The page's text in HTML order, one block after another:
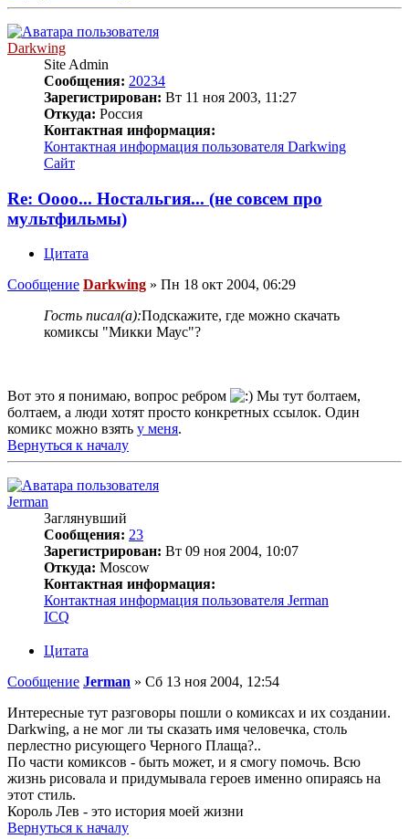
Darkwing
Site Admin
Сообщения: 20234
Зарегистрирован: Вт 11 ноя 2003, 11:27
Откуда: Россия
Контактная информация:
Контактная информация пользователя Darkwing
Сайт
Re: Оооо... Ностальгия... (не совсем про
мультфильмы)
Цитата
Сообщение Darkwing » Пн 18 окт 2004, 06:29
Гость писал(а):Подскажите, где можно скачать
комиксы "Микки Маус"?
Вот это я понимаю, вопрос ребром
Мы тут болтаем,
болтаем, а люди хотят просто конкретных ссылок. Один
комикс можно взять у меня.
Вернуться к началу
Jerman
Заглянувший
Сообщения: 23
Зарегистрирован: Вт 09 ноя 2004, 10:07
Откуда: Moscow
Контактная информация:
Контактная информация пользователя Jerman
ICQ
Цитата
Сообщение Jerman » Сб 13 ноя 2004, 12:54
Интересные тут разговоры пошли о комиксах и их создании.
Darkwing, а не мог ли ты сказать имя человечка, столь
перлестно рисующего Черного Плаща?..
По части комиксов - быть может, и я смогу помочь. Всю
жизнь рисовала и придумывала героев именно опираясь на
этот стиль.
Король Лев - это история моей жизни
Вернуться к началу